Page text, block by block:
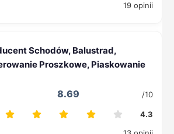
19 opinii
8.69 /10
4.3